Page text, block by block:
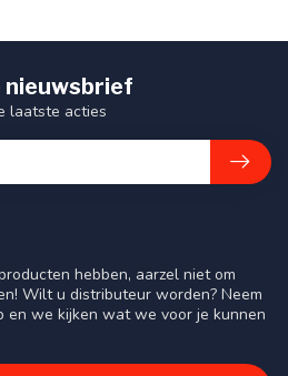
hebben, aarzel niet om
Wilt u distributeur worden? Neem
en we kijken wat we voor je kunnen
nieuwsbrief
laatste acties